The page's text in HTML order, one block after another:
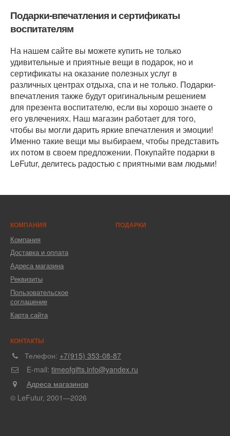
Подарки-впечатления и сертификаты
воспитателям
На нашем сайте вы можете купить не только
удивительные и приятные вещи в подарок, но и
сертификаты на оказание полезных услуг в
различных центрах отдыха, спа и не только. Подарки-
впечатления также будут оригинальным решением
для презента воспитателю, если вы хорошо знаете о
его увлечениях. Наш магазин работает для того,
чтобы вы могли дарить яркие впечатления и эмоции!
Именно такие вещи мы выбираем, чтобы представить
их потом в своем предложении. Покупайте подарки в
LeFutur, делитесь радостью с приятными вам людьми!
КОМПАНИЯ
Компания
Доставка и оплата
Адреса магазина
Реквизиты
Пользовательское
соглашение
Карта сайта
ПОДАРКИ
КОНТАКТЫ
Телефон: +7(915) 353-08-87
E-mail: timeofgifts.info@yandex.ru
Адреса магазинов
© LeFutur, 2001—2026